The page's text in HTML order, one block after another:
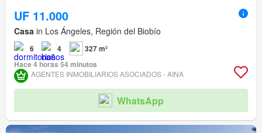
UF 11.000
Casa in Los Ángeles, Región del Biobío
6 4
327 m²
Hace 4 horas 54 minutos
AGENTES INMOBILIARIOS ASOCIADOS - AINA
WhatsApp